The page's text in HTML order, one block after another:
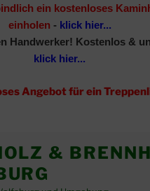
ein kostenloses
einholen -klick hier...
Handwerker! Kostenlos &
klick hier...
Angebot für ein
&